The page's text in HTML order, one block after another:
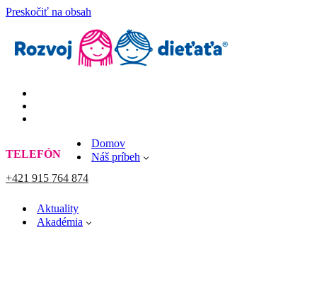
Preskočiť na obsah
TELEFÓN
+421 915 764 874
Domov
Náš príbeh
Aktuality
Akadémia